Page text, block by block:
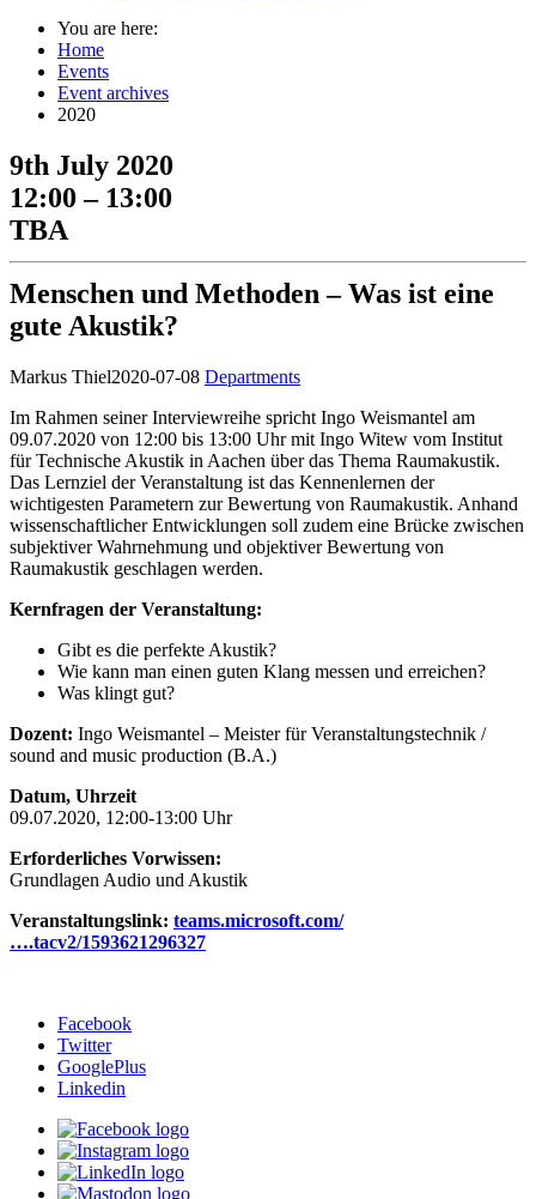
You are here:
Home
Events
Event archives
2020
9th July 2020
12:00 – 13:00
TBA
Menschen und Methoden – Was ist eine
gute Akustik?
Markus Thiel2020-07-08 Departments
Im Rahmen seiner Interviewreihe spricht Ingo Weismantel am
09.07.2020 von 12:00 bis 13:00 Uhr mit Ingo Witew vom Institut
für Technische Akustik in Aachen über das Thema Raumakustik.
Das Lernziel der Veranstaltung ist das Kennenlernen der
wichtigesten Parametern zur Bewertung von Raumakustik. Anhand
wissenschaftlicher Entwicklungen soll zudem eine Brücke zwischen
subjektiver Wahrnehmung und objektiver Bewertung von
Raumakustik geschlagen werden.
Kernfragen der Veranstaltung:
Gibt es die perfekte Akustik?
Wie kann man einen guten Klang messen und erreichen?
Was klingt gut?
Dozent: Ingo Weismantel – Meister für Veranstaltungstechnik /
sound and music production (B.A.)
Datum, Uhrzeit
09.07.2020, 12:00-13:00 Uhr
Erforderliches Vorwissen:
Grundlagen Audio und Akustik
Veranstaltungslink: teams.microsoft.com/
….tacv2/1593621296327
Facebook
Twitter
GooglePlus
Linkedin